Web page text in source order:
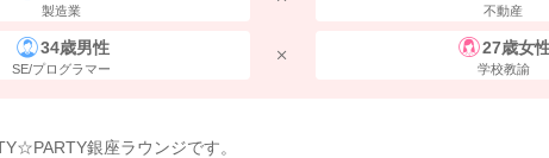
製造業 不動産
34歳男性
SE/プログラマー
27歳女
学校教諭
銀座ラウンジです。